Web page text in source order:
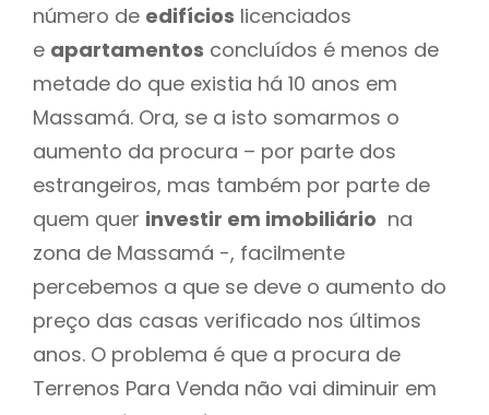
número de edifícios licenciados
e apartamentos concluídos é menos de
metade do que existia há 10 anos em
Massamá. Ora, se a isto somarmos o
aumento da procura – por parte dos
estrangeiros, mas também por parte de
quem quer investir em imobiliário na
zona de Massamá -, facilmente
percebemos a que se deve o aumento do
preço das casas verificado nos últimos
anos. O problema é que a procura de
Terrenos Para Venda não vai diminuir em